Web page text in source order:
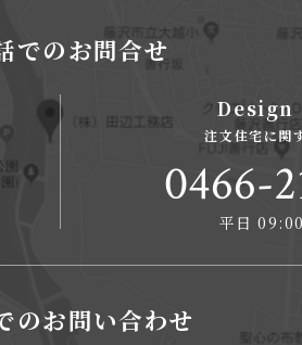
でのお問合せ
Design
注文住宅に関
0466-
平日
のお問い合わせ